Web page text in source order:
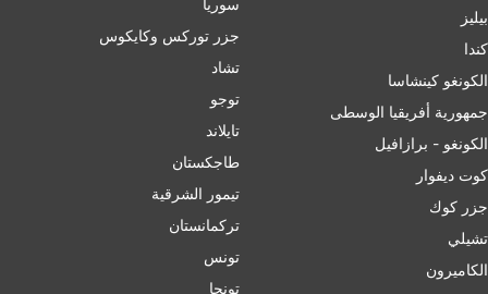
بيليز
ﻛﻨﺪا
الكونغو كينشاسا
جمهورية أفريقيا الوسطى
الكونغو - برازافيل
كوت ديفوار
جزر كوك
تشيلي
الكاميرون
سوريا
جزر توركس وكايكوس
تشاد
توجو
تايلاند
طاجكستان
تيمور الشرقية
تركمانستان
تونس
تونجا